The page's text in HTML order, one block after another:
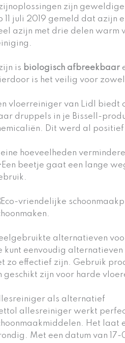
zijn
11 juli 2019 gemeld dat azijn
azijn met drie delen warm
is biologisch afbreekbaar
is het veilig voor
vloerreiniger van Lidl biedt
druppels in je Bissell-
Dit werd al
hoeveelheden
beetje gaat een lange
alternatieven
kunt eenvoudig
zo effectief zijn. Gebruik
geschikt zijn voor harde
als alternatief
allesreiniger werkt
Het laat
Met een datum van